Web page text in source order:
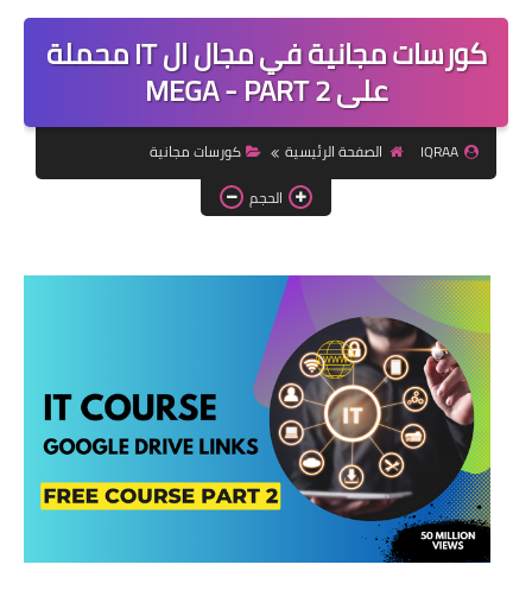
دورات مجانية
كورسات مجانية
مقالات مفيدة
تعلم اللغات
اللغة الانجليزية
إعلاميات
التعليم
الصحة
كورسات مجانية في مجال ال IT محملة
على MEGA - PART 2
IQRAA الصفحة الرئيسية
كورسات مجانية
الحجم